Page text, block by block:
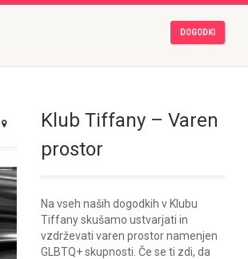
DOGODKI
Klub Tiffany – Varen
prostor
Na vseh naših dogodkih v Klubu
Tiffany skušamo ustvarjati in
vzdrževati varen prostor namenjen
GLBTQ+ skupnosti. Če se ti zdi, da